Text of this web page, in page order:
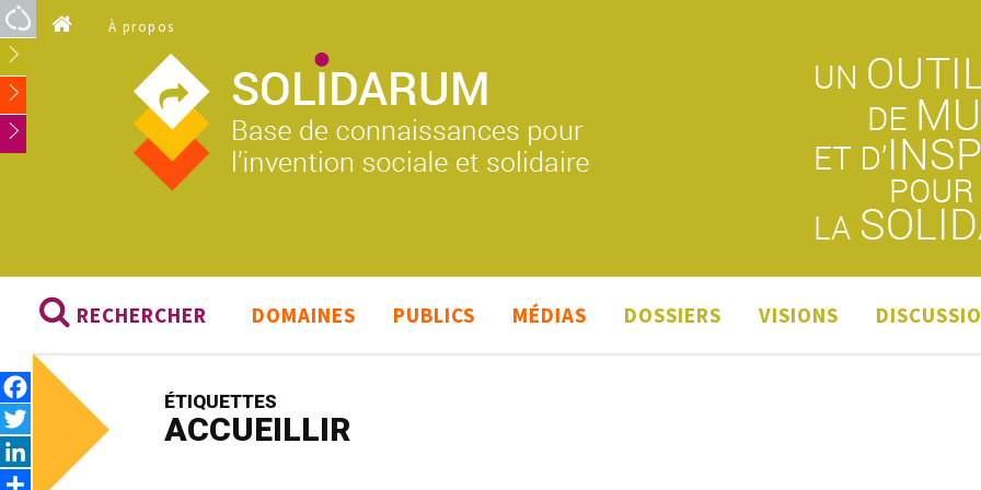
Aller au contenu principal
À propos
RECHERCHER DOMAINES PUBLICS MÉDIAS DOSSIERS VISIONS
Facebook
LinkedIn
Share
ÉTIQUETTES
ACCUEILLIR